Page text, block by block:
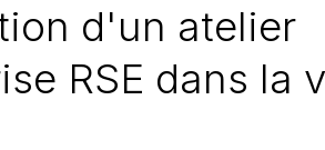
d'un atelier
RSE dans la